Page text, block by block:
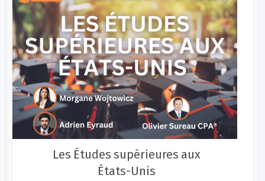
Les Études supérieures aux
États-Unis